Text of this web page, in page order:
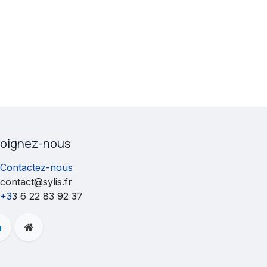
nous
Contactez-nous
contact@sylis.fr
+33 6 22 83 92 37